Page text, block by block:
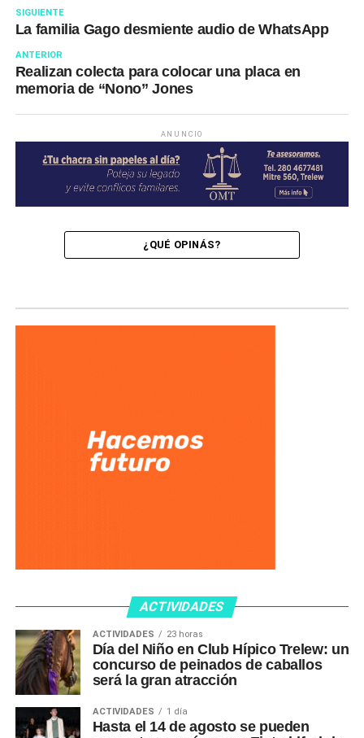
SIGUIENTE
La familia Gago desmiente audio de WhatsApp
ANTERIOR
Realizan colecta para colocar una placa en
memoria de “Nono” Jones
ANUNCIO
¿QUÉ OPINÁS?
ACTIVIDADES
ACTIVIDADES 23 horas
Día del Niño en Club Hípico Trelew: un
concurso de peinados de caballos
será la gran atracción
ACTIVIDADES 1 día
Hasta el 14 de agosto se pueden